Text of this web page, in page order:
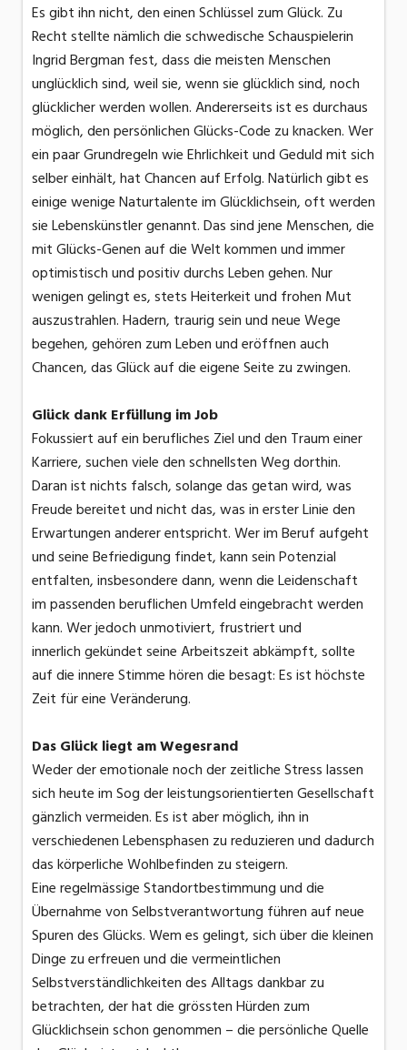
Es gibt ihn nicht, den einen Schlüssel zum Glück. Zu
Recht stellte nämlich die schwedische Schauspielerin
Ingrid Bergman fest, dass die meisten Menschen
unglücklich sind, weil sie, wenn sie glücklich sind, noch
glücklicher werden wollen. Andererseits ist es durchaus
möglich, den persönlichen Glücks-Code zu knacken. Wer
ein paar Grundregeln wie Ehrlichkeit und Geduld mit sich
selber einhält, hat Chancen auf Erfolg. Natürlich gibt es
einige wenige Naturtalente im Glücklichsein, oft werden
sie Lebenskünstler genannt. Das sind jene Menschen, die
mit Glücks-Genen auf die Welt kommen und immer
optimistisch und positiv durchs Leben gehen. Nur
wenigen gelingt es, stets Heiterkeit und frohen Mut
auszustrahlen. Hadern, traurig sein und neue Wege
begehen, gehören zum Leben und eröffnen auch
Chancen, das Glück auf die eigene Seite zu zwingen.
Glück dank Erfüllung im Job
Fokussiert auf ein berufliches Ziel und den Traum einer
Karriere, suchen viele den schnellsten Weg dorthin.
Daran ist nichts falsch, solange das getan wird, was
Freude bereitet und nicht das, was in erster Linie den
Erwartungen anderer entspricht. Wer im Beruf aufgeht
und seine Befriedigung findet, kann sein Potenzial
entfalten, insbesondere dann, wenn die Leidenschaft
im passenden beruflichen Umfeld eingebracht werden
kann. Wer jedoch unmotiviert, frustriert und
innerlich gekündet seine Arbeitszeit abkämpft, sollte
auf die innere Stimme hören die besagt: Es ist höchste
Zeit für eine Veränderung.
Das Glück liegt am Wegesrand
Weder der emotionale noch der zeitliche Stress lassen
sich heute im Sog der leistungsorientierten Gesellschaft
gänzlich vermeiden. Es ist aber möglich, ihn in
verschiedenen Lebensphasen zu reduzieren und dadurch
das körperliche Wohlbefinden zu steigern.
Eine regelmässige Standortbestimmung und die
Übernahme von Selbstverantwortung führen auf neue
Spuren des Glücks. Wem es gelingt, sich über die kleinen
Dinge zu erfreuen und die vermeintlichen
Selbstverständlichkeiten des Alltags dankbar zu
betrachten, der hat die grössten Hürden zum
Glücklichsein schon genommen – die persönliche Quelle